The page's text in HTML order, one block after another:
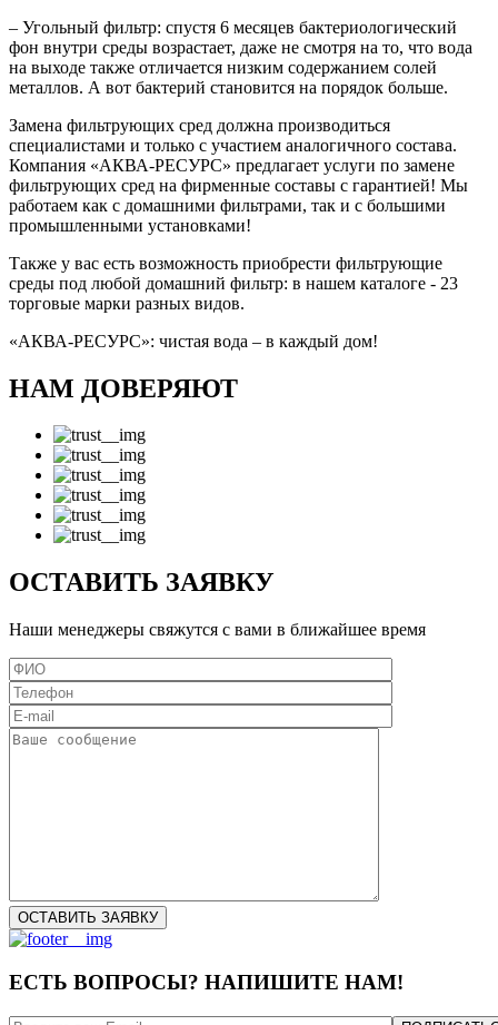
– Угольный фильтр: спустя 6 месяцев бактериологический
фон внутри среды возрастает, даже не смотря на то, что вода
на выходе также отличается низким содержанием солей
металлов. А вот бактерий становится на порядок больше.
Замена фильтрующих сред должна производиться
специалистами и только с участием аналогичного состава.
Компания «АКВА-РЕСУРС» предлагает услуги по замене
фильтрующих сред на фирменные составы с гарантией! Мы
работаем как с домашними фильтрами, так и с большими
промышленными установками!
Также у вас есть возможность приобрести фильтрующие
среды под любой домашний фильтр: в нашем каталоге - 23
торговые марки разных видов.
«АКВА-РЕСУРС»: чистая вода – в каждый дом!
НАМ ДОВЕРЯЮТ
ОСТАВИТЬ ЗАЯВКУ
Наши менеджеры свяжутся с вами в ближайшее время
ЕСТЬ ВОПРОСЫ? НАПИШИТЕ НАМ!